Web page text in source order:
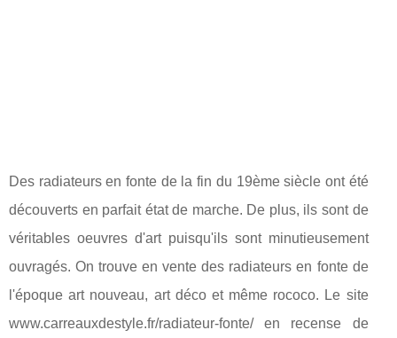
Des radiateurs en fonte de la fin du 19ème siècle ont été
découverts en parfait état de marche. De plus, ils sont de
véritables oeuvres d'art puisqu'ils sont minutieusement
ouvragés. On trouve en vente des radiateurs en fonte de
l'époque art nouveau, art déco et même rococo. Le site
www.carreauxdestyle.fr/radiateur-fonte/ en recense de